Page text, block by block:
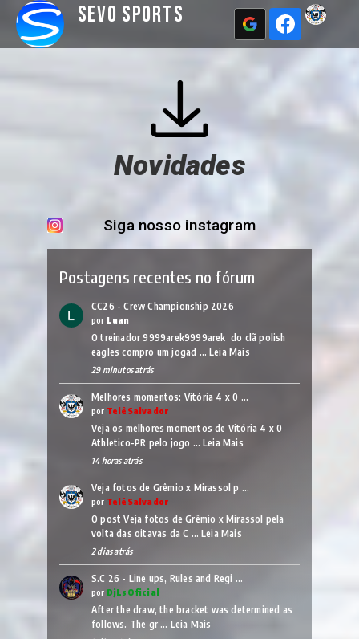
Sevo Sports
Novidades
Siga nosso instagram
Postagens recentes no fórum
CC26 - Crew Championship 2026
por Luan
O treinador 9999arek9999arek do clã polish
eagles compro um jogad … Leia Mais
29 minutos atrás
Melhores momentos: Vitória 4 x 0 …
por TelêSalvador
Veja os melhores momentos de Vitória 4 x 0
Athletico-PR pelo jogo … Leia Mais
14 horas atrás
Veja fotos de Grêmio x Mirassol p …
por TelêSalvador
O post Veja fotos de Grêmio x Mirassol pela
volta das oitavas da C … Leia Mais
2 dias atrás
S.C 26 - Line ups, Rules and Regi …
por DjLsOficial
After the draw, the bracket was determined as
follows. The gr … Leia Mais